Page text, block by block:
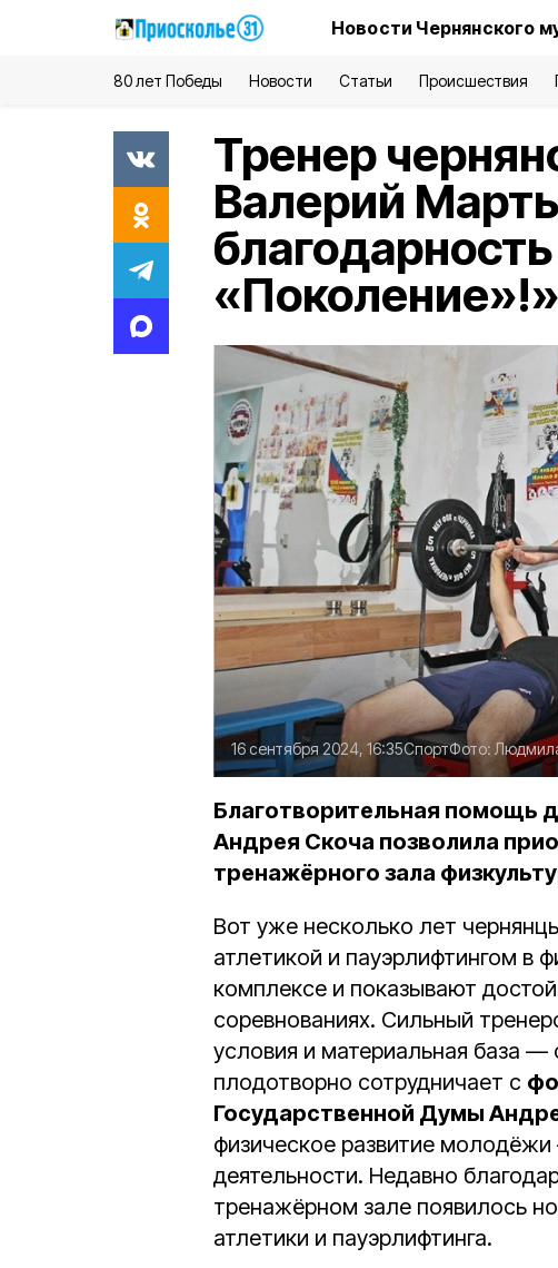
Новости Чернянского
80 лет Победы Новости Статьи Происшествия
Тренер
Валерий
«Поколение»!»
16 сентября 2024, 16:35СпортФото:
Благотворительная помощь
Андрея Скоча позволила
тренажёрного зала
Вот уже несколько лет
атлетикой и пауэрлифтингом в
комплексе и показывают
соревнованиях. Сильный
условия и материальная база
плодотворно сотрудничает с
Государственной Думы
физическое развитие
деятельности. Недавно
тренажёрном зале появилось
атлетики и пауэрлифтинга.